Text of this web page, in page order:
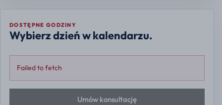
DOSTĘPNE GODZINY
Wybierz dzień w kalendarzu.
Failed to fetch
Umów konsultację